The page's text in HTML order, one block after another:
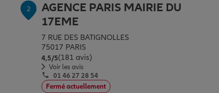
Investissements immobiliers
Transmission
Changer de voiture
Départ à la retraite
Préparer l’avenir
Assurance auto
Assurance habitation
Le Pack Famille
Professionnels
Allianz en France
2
AGENCE PARIS MAIRIE DU
17EME
7 RUE DES BATIGNOLLES
75017 PARIS
4,5/5Note de 4.5 sur 5
(181 avis)
Voir les avis
01 46 27 28 54
Fermé actuellement